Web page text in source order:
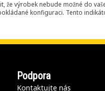
že výrobek nebude možné do
konfiguraci. Tento
Podpora
Kontaktujte nás